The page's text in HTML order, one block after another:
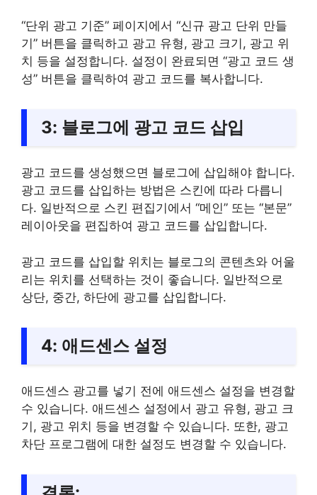
“단위 광고 기준” 페이지에서 “신규 광고 단위 만들
기” 버튼을 클릭하고 광고 유형, 광고 크기, 광고 위
치 등을 설정합니다. 설정이 완료되면 “광고 코드 생
성” 버튼을 클릭하여 광고 코드를 복사합니다.
3: 블로그에 광고 코드 삽입
광고 코드를 생성했으면 블로그에 삽입해야 합니다.
광고 코드를 삽입하는 방법은 스킨에 따라 다릅니
다. 일반적으로 스킨 편집기에서 “메인” 또는 “본문”
레이아웃을 편집하여 광고 코드를 삽입합니다.
광고 코드를 삽입할 위치는 블로그의 콘텐츠와 어울
리는 위치를 선택하는 것이 좋습니다. 일반적으로
상단, 중간, 하단에 광고를 삽입합니다.
4: 애드센스 설정
애드센스 광고를 넣기 전에 애드센스 설정을 변경할
수 있습니다. 애드센스 설정에서 광고 유형, 광고 크
기, 광고 위치 등을 변경할 수 있습니다. 또한, 광고
차단 프로그램에 대한 설정도 변경할 수 있습니다.